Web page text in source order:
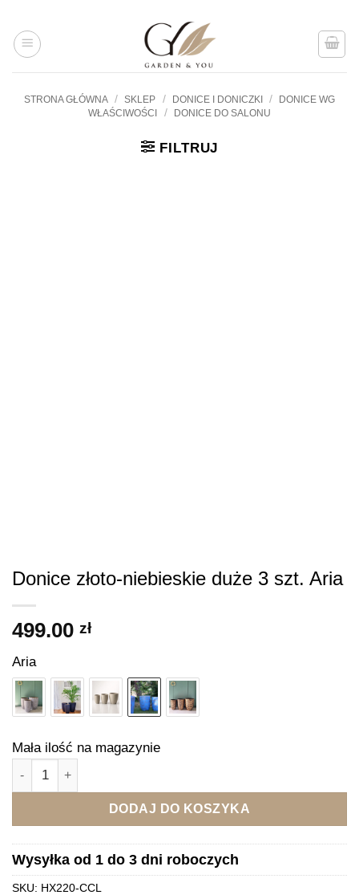
treści
STRONA GŁÓWNA / SKLEP / DONICE I DONICZKI /
DONICE WG
WŁAŚCIWOŚCI
/ DONICE DO SALONU
FILTRUJ
Donice złoto-niebieskie duże 3 szt. Aria
499.00 zł
Aria
Mała ilość na magazynie
ilość Donice złoto-niebieskie duże 3 szt. Aria
DODAJ DO KOSZYKA
Wysyłka od 1 do 3 dni roboczych
SKU: HX220-CCL